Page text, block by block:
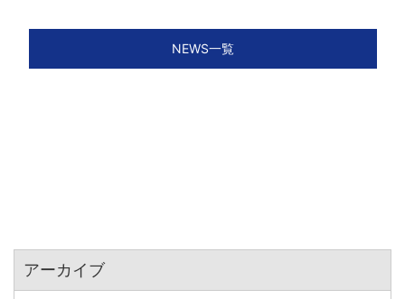
NEWS一覧
アーカイブ